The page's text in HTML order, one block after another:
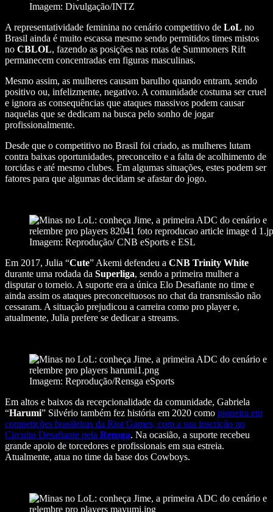
Imagem: Divulgação/INTZ
A representatividade feminina no cenário competitivo de LoL no
Brasil ainda é muito escassa mesmo sendo permitidos times mistos
no CBLOL, fazendo as posições nas rotas de Summoners Rift
permanecem concentradas em figuras masculinas.
Mesmo assim, as mulheres causam barulho quando entram, sendo
positivo ou, infelizmente, negativo. A comunidade costuma ser cruel
e ignora as consequências que ataques massivos podem causar
naquelas que se dedicam na busca pelo sonho de jogar
profissionalmente.
Desde que o competitivo no Brasil foi criado, as mulheres lutam
contra baixas oportunidades, preconceito e a falta de acolhimento de
torcidas e até mesmo clubes. Em algumas situações, estes podem ser
fatores para que algumas decidam se afastar do jogo.
Imagem: Reprodução/ CNB eSports e ESL
Em 2017, Julia “Cute” Akemi defendeu a CNB Trinity White
durante uma rodada da Superliga, sendo a primeira mulher a
disputar o torneio. A suporte era a única Elo Desafiante no time e
ainda assim os ataques preconceituosos no chat da transmissão não
cessaram. A situação prejudicou a carreira como pro player e,
atualmente, Julia prefere se dedicar a streams.
Imagem: Reprodução/Rensga eSports
Em altos e baixos da recepcionalidade da comunidade, Gabriela
“Harumi” Silvério também fez história em 2020 como pioneira em
competições brasileiras da Riot Games, com a sua inscrição no
Circuito Desafiante pela Rensga. Na ocasião, a suporte recebeu
grande apoio de torcedores e profissionais em sua estreia.
Atualmente, atua no time da base dos Cowboys.